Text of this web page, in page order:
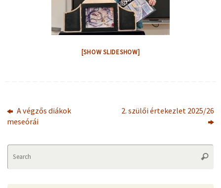
[SHOW SLIDESHOW]
A végzős diákok
meseórái
2. szülői értekezlet 2025/26